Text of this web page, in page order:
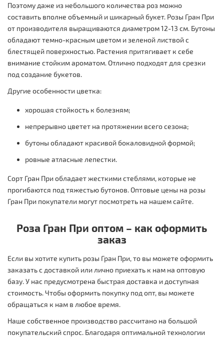
Поэтому даже из небольшого количества роз можно
составить вполне объемный и шикарный букет. Розы Гран При
от производителя выращиваются диаметром 12-13 см. Бутоны
обладают темно-красным цветом и зеленой листвой с
блестящей поверхностью. Растения притягивает к себе
внимание стойким ароматом. Отлично подходят для срезки
под создание букетов.
Другие особенности цветка:
хорошая стойкость к болезням;
непрерывно цветет на протяжении всего сезона;
бутоны обладают красивой бокаловидной формой;
ровные атласные лепестки.
Сорт Гран При обладает жесткими стеблями, которые не
прогибаются под тяжестью бутонов. Оптовые цены на розы
Гран При покупатели могут посмотреть на нашем сайте.
Роза Гран При оптом – как оформить
заказ
Если вы хотите купить розы Гран При, то вы можете оформить
заказать с доставкой или лично приехать к нам на оптовую
базу. У нас предусмотрена быстрая доставка и доступная
стоимость. Чтобы оформить покупку под опт, вы можете
обращаться к нам в любое время.
Наше собственное производство рассчитано на большой
покупательский спрос. Благодаря оптимальной технологии